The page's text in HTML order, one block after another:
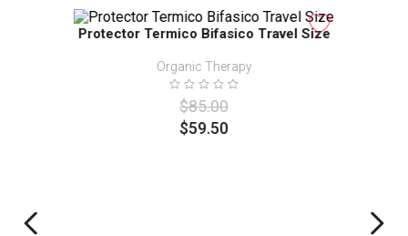
-30%
Protector Termico Bifasico Travel Size
Organic Therapy
$85.00
$59.50